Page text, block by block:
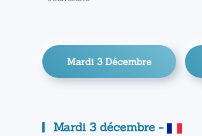
Mardi 3 Décembre
Mardi 3 décembre -